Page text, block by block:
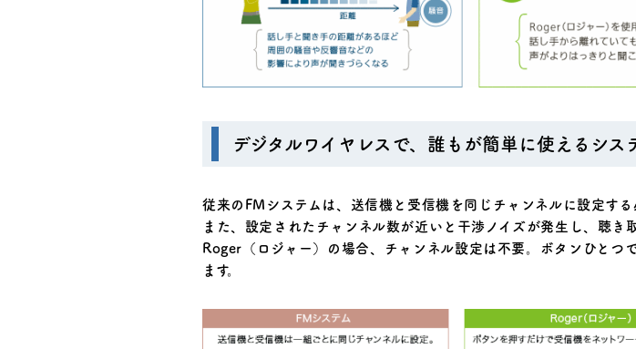
デジタルワイヤレスで、誰もが簡単に使えるシス
従来のFMシステムは、送信機と受信機を同じチャンネルに設定する
また、設定されたチャンネル数が近いと干渉ノイズが発生し、聴き
Roger（ロジャー）の場合、チャンネル設定は不要。ボタンひとつ
ます。